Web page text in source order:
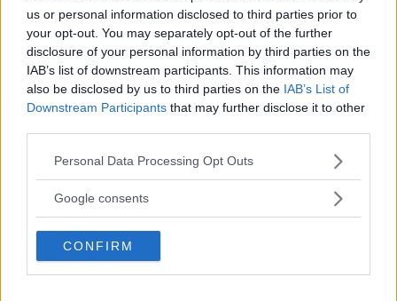
us or personal information disclosed to third parties prior to
your opt-out. You may separately opt-out of the further
disclosure of your personal information by third parties on the
IAB’s list of downstream participants. This information may
also be disclosed by us to third parties on the IAB’s List of
Downstream Participants that may further disclose it to other
Please note that this website/app uses one or more Google
not limited to your visit or usage behaviour. You may click to
use your data for below specified purposes in below Google
consent section.
Personal Data Processing Opt Outs
Google consents
CONFIRM
Collegamenti
Auto: A11 Firenze mare uscita Chiesina Uzzanese.
Cerca altre strutture